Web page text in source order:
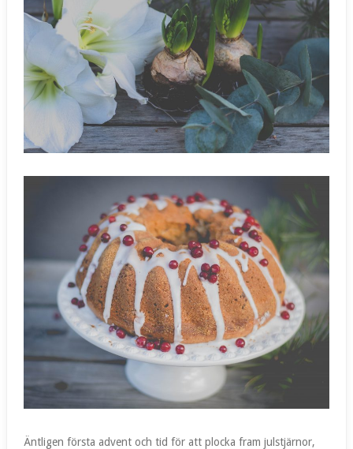
Äntligen första advent och tid för att plocka fram julstjärnor,